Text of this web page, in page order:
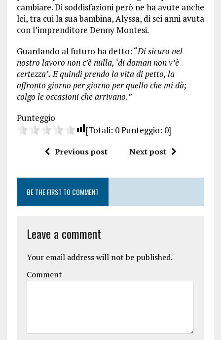
cambiare. Di soddisfazioni però ne ha avute anche
lei, tra cui la sua bambina, Alyssa, di sei anni avuta
con l’imprenditore Denny Montesi.
Guardando al futuro ha detto: “Di sicuro nel
nostro lavoro non c’è nulla, ‘di doman non v’è
certezza’.E quindi prendo la vita di petto, la
affronto giorno per giorno per quello che mi dà;
colgo le occasioni che arrivano.”
Punteggio
[Totali: 0Punteggio: 0]
Previous post Next post
BE THE FIRST TO COMMENT
Leave a comment
Your email address will not be published.
Comment